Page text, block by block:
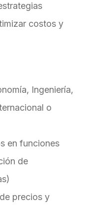
costos y
Ingeniería,
o
en funciones
de
precios y